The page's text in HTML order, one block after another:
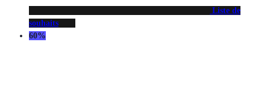
Liste de
souhaits
60%